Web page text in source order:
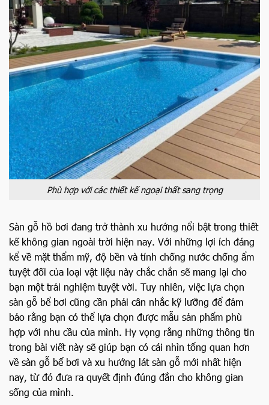
Phù hợp với các thiết kế ngoại thất sang trọng
Sàn gỗ hồ bơi đang trở thành xu hướng nổi bật trong thiết
kế không gian ngoài trời hiện nay. Với những lợi ích đáng
kể về mặt thẩm mỹ, độ bền và tính chống nước chống ẩm
tuyệt đối của loại vật liệu này chắc chắn sẽ mang lại cho
bạn một trải nghiệm tuyệt vời. Tuy nhiên, việc lựa chọn
sàn gỗ bể bơi cũng cần phải cân nhắc kỹ lưỡng để đảm
bảo rằng bạn có thể lựa chọn được mẫu sản phẩm phù
hợp với nhu cầu của mình. Hy vọng rằng những thông tin
trong bài viết này sẽ giúp bạn có cái nhìn tổng quan hơn
về sàn gỗ bể bơi và xu hướng lát sàn gỗ mới nhất hiện
nay, từ đó đưa ra quyết định đúng đắn cho không gian
sống của mình.